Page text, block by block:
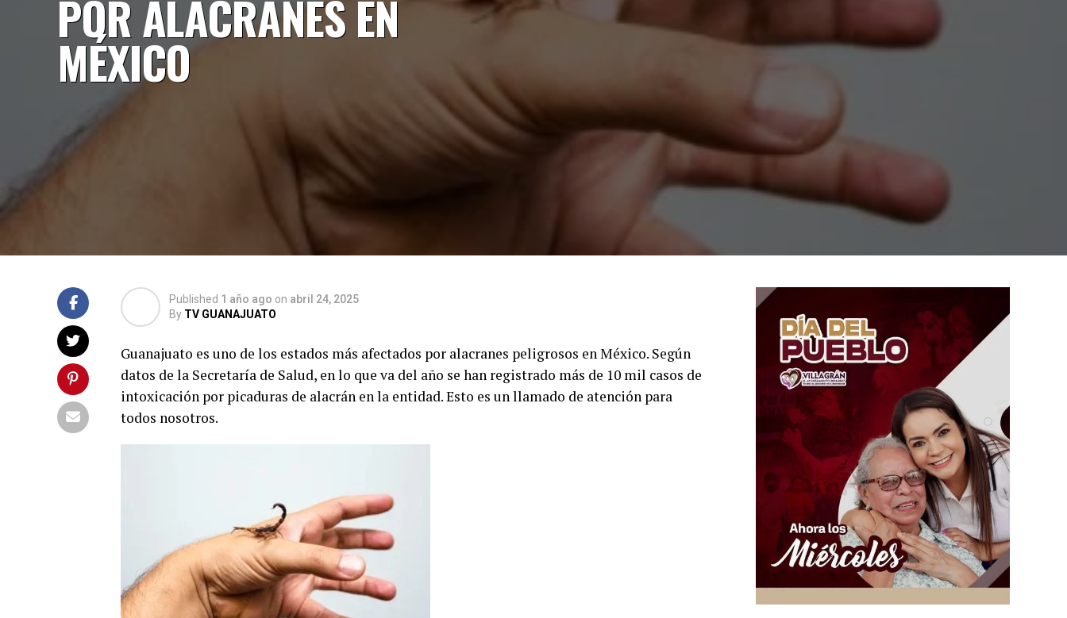
POR ALACRANES EN
MÉXICO
Published 1 año ago on abril 24, 2025
By TV GUANAJUATO
Guanajuato es uno de los estados más afectados por alacranes peligrosos en México. Según
datos de la Secretaría de Salud, en lo que va del año se han registrado más de 10 mil casos de
intoxicación por picaduras de alacrán en la entidad. Esto es un llamado de atención para
todos nosotros.